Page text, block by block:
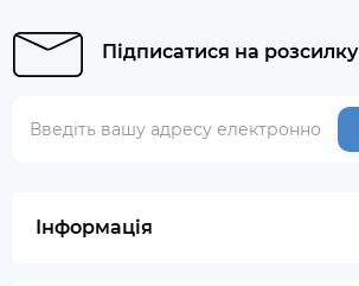
Підписатися на розсилку
Інформація